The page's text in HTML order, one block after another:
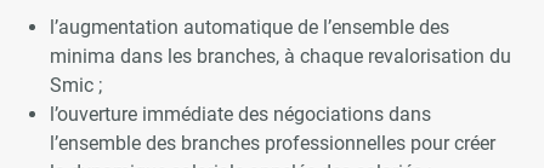
l’augmentation automatique de l’ensemble des
minima dans les branches, à chaque revalorisation du
Smic ;
l’ouverture immédiate des négociations dans
l’ensemble des branches professionnelles pour créer